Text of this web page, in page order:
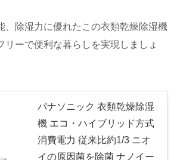
、除湿力に優れたこの衣類乾燥除湿機
リーで便利な暮らしを実現しましょ
パナソニック 衣類乾燥除湿
機 エコ・ハイブリッド方式
消費電力 従来比約1/3 ニオ
イの原因菌を除菌 ナノイー